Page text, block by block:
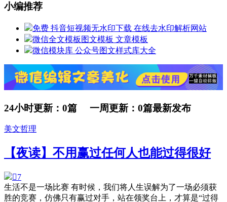
小编推荐
免费 抖音短视频无水印下载 在线去水印解析网站
微信全文模板图文模板 文章模板
微信模块库 公众号图文样式库大全
24小时更新：0篇 一周更新：0篇最新发布
美文哲理
【夜读】不用赢过任何人也能过得很好
7
生活不是一场比赛 有时候，我们将人生误解为了一场必须获
胜的竞赛，仿佛只有赢过对手，站在领奖台上，才算是“过得